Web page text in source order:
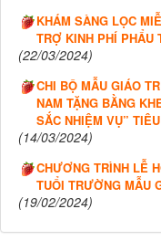
KHÁM SÀNG LỌC
TRỢ KINH PHÍ PHẨU
(22/03/2024)
CHI BỘ MẪU GIÁO
NAM TẶNG BẰNG
SẮC NHIỆM VỤ”
(14/03/2024)
CHƯƠNG TRÌNH LỄ
TUỔI TRƯỜNG MẪU
(19/02/2024)